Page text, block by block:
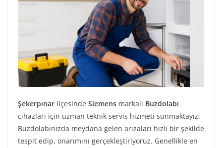
Şekerpınar ilçesinde Siemens markalı Buzdolabı
cihazları için uzman teknik servis hizmeti sunmaktayız.
Buzdolabınızda meydana gelen arızaları hızlı bir şekilde
tespit edip, onarımını gerçekleştiriyoruz. Genellikle en